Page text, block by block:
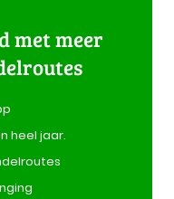
met meer
heel jaar.